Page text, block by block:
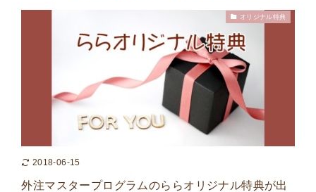
オリジナル特典
2018-06-15
外注マスタープログラムのららオリジナル特典が出